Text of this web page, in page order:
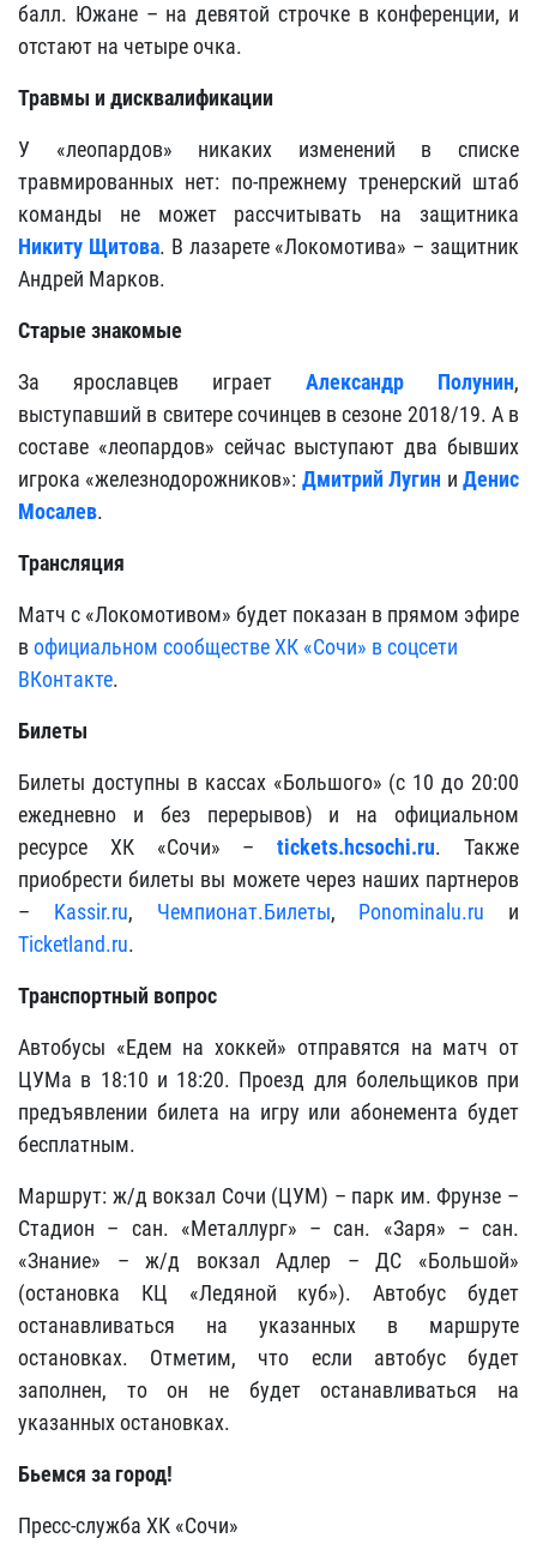
балл. Южане – на девятой строчке в конференции, и
отстают на четыре очка.
Травмы и дисквалификации
У «леопардов» никаких изменений в списке
травмированных нет: по-прежнему тренерский штаб
команды не может рассчитывать на защитника
Никиту Щитова. В лазарете «Локомотива» – защитник
Андрей Марков.
Старые знакомые
За ярославцев играет Александр Полунин,
выступавший в свитере сочинцев в сезоне 2018/19. А в
составе «леопардов» сейчас выступают два бывших
игрока «железнодорожников»: Дмитрий Лугин иДенис
Мосалев.
Трансляция
Матч с «Локомотивом» будет показан в прямом эфире
в официальном сообществе ХК «Сочи» в соцсети
ВКонтакте.
Билеты
Билеты доступны в кассах «Большого» (с 10 до 20:00
ежедневно и без перерывов) и на официальном
ресурсе ХК «Сочи» –tickets.hcsochi.ru. Также
приобрести билеты вы можете через наших партнеров
– Kassir.ru, Чемпионат.Билеты, Ponominalu.ru и
Ticketland.ru.
Транспортный вопрос
Автобусы «Едем на хоккей» отправятся на матч от
ЦУМа в 18:10 и 18:20. Проезд для болельщиков при
предъявлении билета на игру или абонемента будет
бесплатным.
Маршрут: ж/д вокзал Сочи (ЦУМ) – парк им. Фрунзе –
Стадион – сан. «Металлург» – сан. «Заря» – сан.
«Знание» – ж/д вокзал Адлер – ДС «Большой»
(остановка КЦ «Ледяной куб»). Автобус будет
останавливаться на указанных в маршруте
остановках. Отметим, что если автобус будет
заполнен, то он не будет останавливаться на
указанных остановках.
Бьемся за город!
Пресс-служба ХК «Сочи»